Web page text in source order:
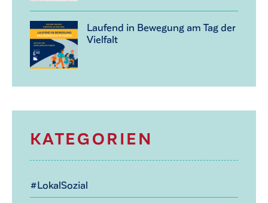
Laufend in Bewegung am Tag der
Vielfalt
KATEGORIEN
#LokalSozial